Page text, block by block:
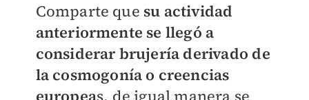
Comparte que su actividad
anteriormente se llegó a
considerar brujería derivado de
la cosmogonía o creencias
europeas, de igual manera se